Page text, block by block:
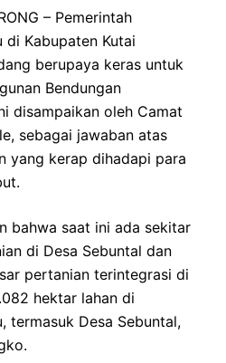
– Pemerintah
di Kabupaten Kutai
berupaya keras untuk
Bendungan
disampaikan oleh Camat
sebagai jawaban atas
yang kerap dihadapi para
bahwa saat ini ada sekitar
di Desa Sebuntal dan
pertanian terintegrasi di
hektar lahan di
termasuk Desa Sebuntal,